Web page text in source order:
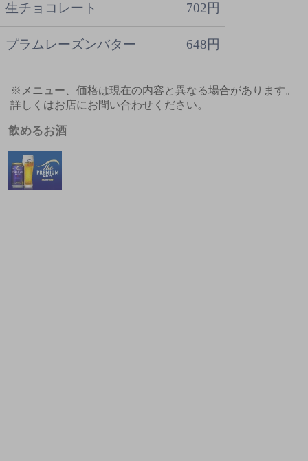
生チョコレート 702円
プラムレーズンバター 648円
※メニュー、価格は現在の内容と異なる場合があります。
詳しくはお店にお問い合わせください。
飲めるお酒